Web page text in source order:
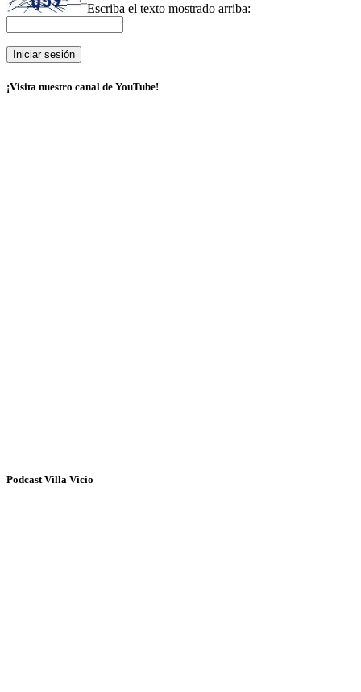
Escriba el texto mostrado arriba:
¡Visita nuestro canal de YouTube!
Podcast Villa Vicio